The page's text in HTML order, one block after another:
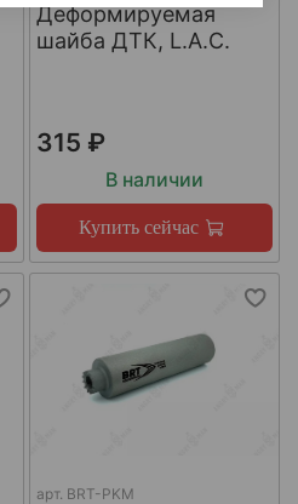
Деформируемая
шайба ДТК, L.A.C.
315 ₽
В наличии
Купить сейчас
арт. BRT-PKM